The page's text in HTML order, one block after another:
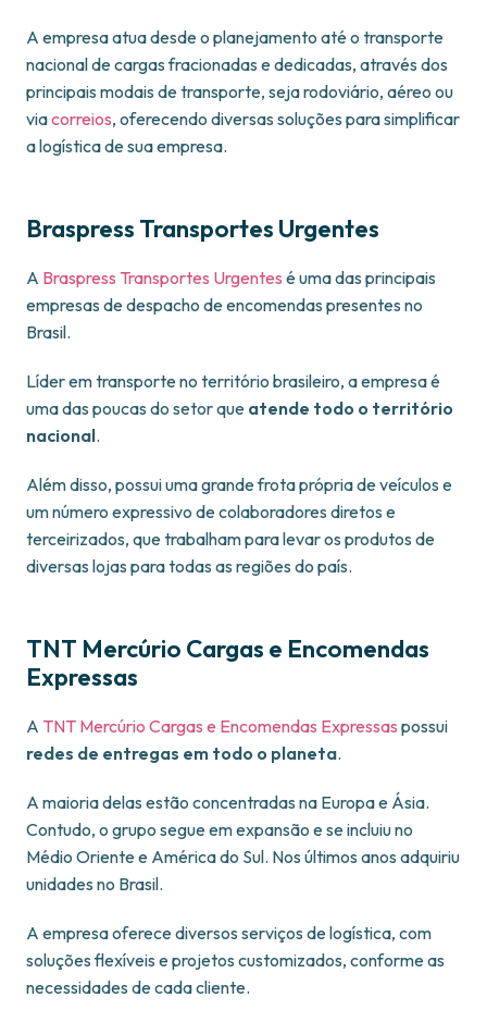
A empresa atua desde o planejamento até o transporte
nacional de cargas fracionadas e dedicadas, através dos
principais modais de transporte, seja rodoviário, aéreo ou
viacorreios, oferecendo diversas soluções para simplificar
a logística de sua empresa.
Braspress Transportes Urgentes
A Braspress Transportes Urgentes é uma das principais
empresas de despacho de encomendas presentes no
Brasil.
Líder em transporte no território brasileiro, a empresa é
uma das poucas do setor que atende todo o território
nacional.
Além disso, possui uma grande frota própria de veículos e
um número expressivo de colaboradores diretos e
terceirizados, que trabalham para levar os produtos de
diversas lojas para todas as regiões do país.
TNT Mercúrio Cargas e Encomendas
Expressas
A TNT Mercúrio Cargas e Encomendas Expressas possui
redes de entregas em todo o planeta.
A maioria delas estão concentradas na Europa e Ásia.
Contudo, o grupo segue em expansão e se incluiu no
Médio Oriente e América do Sul. Nos últimos anos adquiriu
unidades no Brasil.
A empresa oferece diversos serviços de logística, com
soluções flexíveis e projetos customizados, conforme as
necessidades de cada cliente.